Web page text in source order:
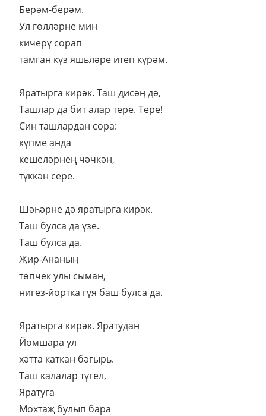
Берәм-берәм.
Ул гөлләрне мин
кичерү сорап
тамган күз яшьләре итеп күрәм.
Яратырга кирәк. Таш дисәң дә,
Ташлар да бит алар тере. Тере!
Син ташлардан сора:
күпме анда
кешеләрнең чәчкән,
түккән сере.
Шәһәрне дә яратырга кирәк.
Таш булса да үзе.
Таш булса да.
Җир-Ананың
төпчек улы сыман,
нигез-йортка гүя баш булса да.
Яратырга кирәк. Яратудан
Йомшара ул
хәтта каткан бәгырь.
Таш калалар түгел,
Яратуга
Мохтаҗ булып бара